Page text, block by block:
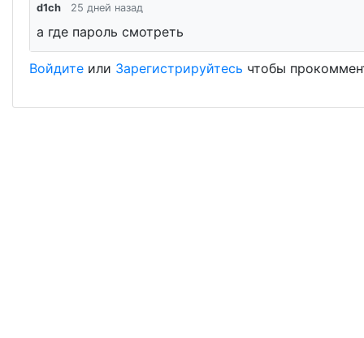
d1ch 25 дней назад
а где пароль смотреть
Войдите или Зарегистрируйтесь чтобы